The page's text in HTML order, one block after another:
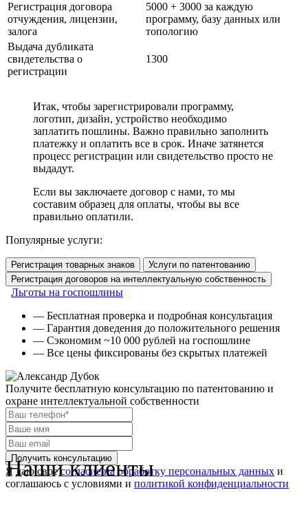
Регистрация договора
отчуждения, лицензии,
залога
5000 + 3000 за каждую
программу, базу данных или
топологию
Выдача дубликата
свидетельства о
регистрации
1300
Итак, чтобы зарегистрировали программу,
логотип, дизайн, устройство необходимо
заплатить пошлины. Важно правильно заполнить
платежку и оплатить все в срок. Иначе затянется
процесс регистрации или свидетельство просто не
выдадут.
Если вы заключаете договор с нами, то мы
составим образец для оплаты, чтобы вы все
правильно оплатили.
Популярные услуги:
Регистрация товарных знаков
Услуги по патентованию
Регистрация договоров на интеллектуальную собственность
Льготы на госпошлины
— Бесплатная проверка и подробная консультация
— Гарантия доведения до положительного решения
— Сэкономим ~10 000 рублей на госпошлине
— Все цены фиксированы без скрытых платежей
Получите бесплатную консультацию по патентованию и
охране интеллектуальной собственности
Я даю своесогласие на обработку персональных данных и
соглашаюсь с условиями и политикой конфиденциальности
Наши клиенты